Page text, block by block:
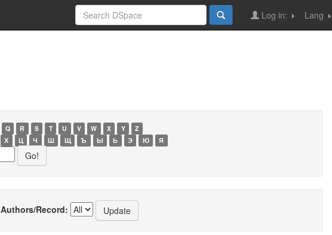
Lang
Log in:
Q R S T U V W X Y
Z
Х Ц Ч Ш Щ Ъ Ы Ь Э Ю Я
Authors/Record: